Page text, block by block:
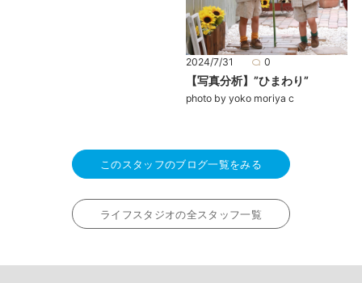
2024/7/31 0
【写真分析】”ひまわり”
photo by yoko moriya c
このスタッフのブログ一覧をみる
ライフスタジオの全スタッフ一覧